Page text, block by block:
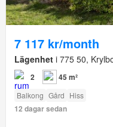
7 117 kr/month
Lägenhet i 775 50,
2 45 m²
Balkong Gård Hiss
12 dagar sedan